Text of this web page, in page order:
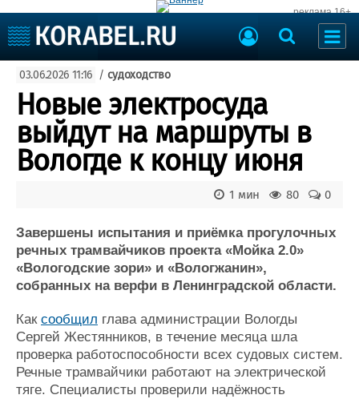
реклама 16+
Судоходство
Судоремонт
События
Пресс-релизы
Порты
Рыболовство
ВМФ
Образование
Судостроение
Пульс
Новости
Компании
Репутация
Работа
Крюинг
Журнал
Реклама
Торговая площадка
Доска объявлений
Продажа флота
Оборудование
Изделия
Материалы
Услуги
03.06.2026 11:16 / судоходство
Новые электросуда
выйдут на маршруты в
Вологде к концу июня
0
80
1 мин
Завершены испытания и приёмка прогулочных
речных трамвайчиков проекта «Мойка 2.0»
«Вологодские зори» и «Вологжанин»,
собранных на верфи в Ленинградской области.
Как сообщил глава администрации Вологды
Сергей Жестянников, в течение месяца шла
проверка работоспособности всех судовых систем.
Речные трамвайчики работают на электрической
тяге. Специалисты проверили надёжность